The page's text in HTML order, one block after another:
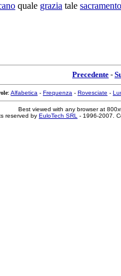
quale grazia tale sacramento
Precedente -
: Alfabetica - Frequenza - Rovesciate -
Best viewed with any browser at
reserved by EuloTech SRL - 1996-2007.